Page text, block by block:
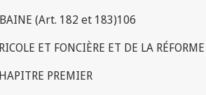
(Art. 182 et 183)106
ET FONCIÈRE ET DE LA RÉFORME
PREMIER